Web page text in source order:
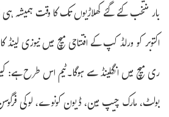
ری میچ میں انگلینڈ سے ہوگا۔ٹیم اس طرح ہے:
بولٹ، مارک چیپ مین، ڈیون کونوے، لوکی